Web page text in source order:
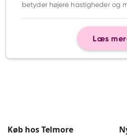
betyder højere hastigheder og
Læs
Køb hos Telmore